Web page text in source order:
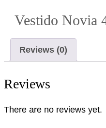
Vestido Novia
Reviews (0)
Reviews
There are no reviews yet.